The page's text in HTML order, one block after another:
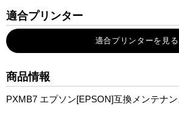
適合プリンター
PX-M780F
PX-M781F
PX-S730
商品情報
PXMB7 エプソン[EPSON]互換メンテナ